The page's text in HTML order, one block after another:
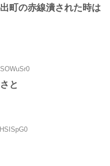
町の赤線潰された時は
と